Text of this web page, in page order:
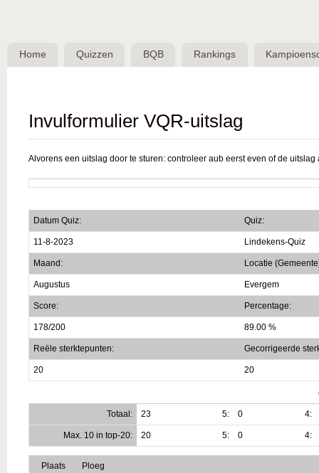
Belgische
QuizBond
Home Quizzen BQB Rankings
Invulformulier VQR-uitslag
Alvorens een uitslag door te sturen: controleer aub eerst even of de
Datum Quiz: Quiz:
11-8-2023 Lindekens-Quiz
Maand: Locatie
Augustus Evergem
Score: Percentage:
178/200 89.00 %
Reële sterktepunten: Gecorrigeerde
20 20
Totaal:
23 5: 0 4:
Max. 10 in top-20: 20 5: 0 4:
Plaats Ploeg